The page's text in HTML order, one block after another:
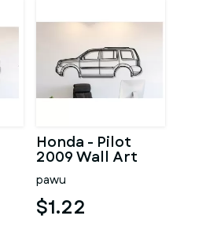
Honda - Pilot
2009 Wall Art
pawu
$1.22